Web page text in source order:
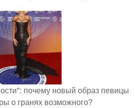
почему новый образ певицы
о гранях возможного?